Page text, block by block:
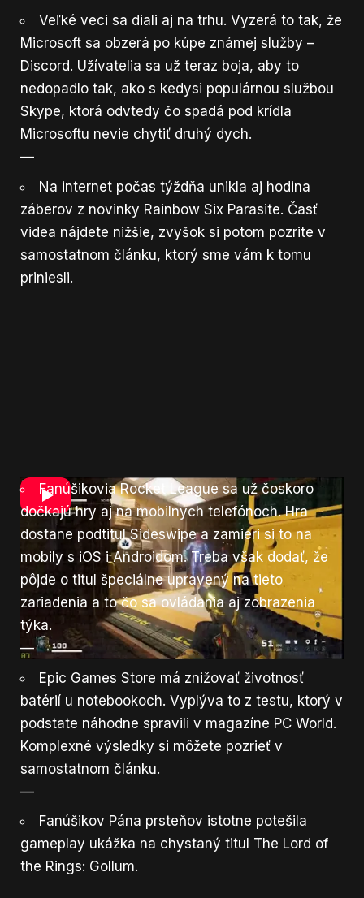
Veľké veci sa diali aj na trhu. Vyzerá to tak, že
Microsoft sa obzerá po kúpe známej služby –
Discord. Užívatelia sa už teraz boja, aby to
nedopadlo tak, ako s kedysi populárnou službou
Skype, ktorá odvtedy čo spadá pod krídla
Microsoftu nevie chytiť druhý dych.
—
Na internet počas týždňa unikla aj hodina
záberov z novinky Rainbow Six Parasite. Časť
videa nájdete nižšie, zvyšok si potom pozrite v
samostatnom článku, ktorý sme vám k tomu
priniesli.
Fanúšikovia Rocket League sa už čoskoro
dočkajú hry aj na mobilných telefónoch. Hra
dostane podtitul Sideswipe a zamieri si to na
mobily s iOS i Androidom. Treba však dodať, že
pôjde o titul špeciálne upravený na tieto
zariadenia a to čo sa ovládania aj zobrazenia
týka.
—
Epic Games Store má znižovať životnosť
batérií u notebookoch. Vyplýva to z testu, ktorý v
podstate náhodne spravili v magazíne PC World.
Komplexné výsledky si môžete pozrieť v
samostatnom článku.
—
Fanúšikov Pána prsteňov istotne potešila
gameplay ukážka na chystaný titul The Lord of
the Rings: Gollum.